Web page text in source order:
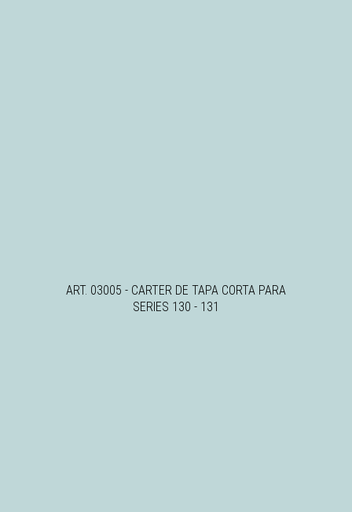
ART. 03005 - CARTER DE TAPA CORTA PARA
SERIES 130 - 131